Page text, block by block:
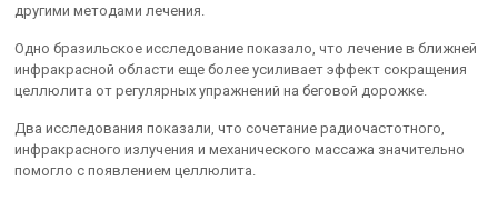
другими методами лечения.
Одно бразильское исследование показало, что лечение в ближней
инфракрасной области еще более усиливает эффект сокращения
целлюлита от регулярных упражнений на беговой дорожке.
Два исследования показали, что сочетание радиочастотного,
инфракрасного излучения и механического массажа значительно
помогло с появлением целлюлита.